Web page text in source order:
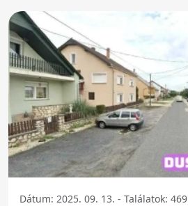
Dátum: 2025. 09. 13. - Találatok: 469